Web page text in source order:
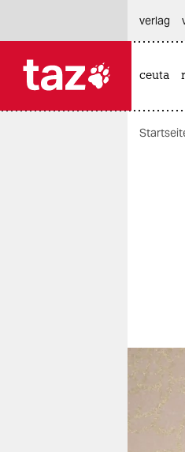
berlin
nord
verlag
ceuta